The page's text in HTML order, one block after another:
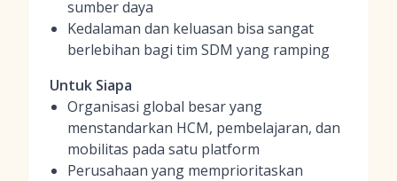
sumber daya
Kedalaman dan keluasan bisa sangat
berlebihan bagi tim SDM yang ramping
Untuk Siapa
Organisasi global besar yang
menstandarkan HCM, pembelajaran, dan
mobilitas pada satu platform
Perusahaan yang memprioritaskan